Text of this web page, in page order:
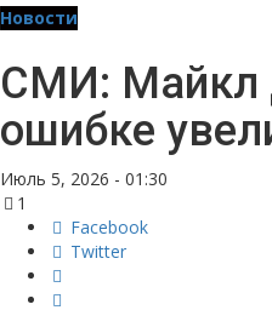
Новости
СМИ: Майкл
ошибке
Июль 5, 2026 - 01:30
1
Facebook
Twitter